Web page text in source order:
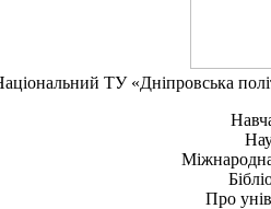
ТУ «Дніпровська
Міжнародна
Про